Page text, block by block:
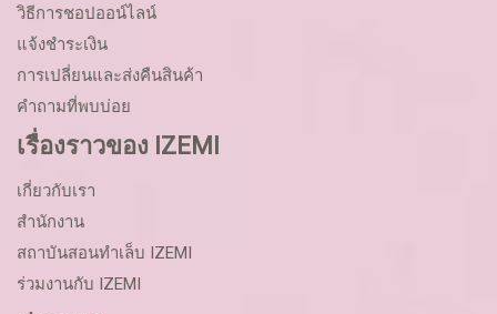
วิธีการชอปออน์ไลน์
แจ้งชำระเงิน
การเปลี่ยนและส่งคืนสินค้า
คำถามที่พบบ่อย
เรื่องราวของ IZEMI
เกี่ยวกับเรา
สำนักงาน
สถาบันสอนทำเล็บ IZEMI
ร่วมงานกับ IZEMI